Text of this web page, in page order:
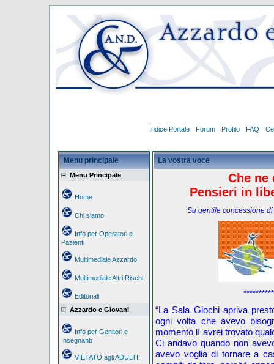
Indice Portale Forum Profilo FAQ
Menu principale
Menu Principale
Home
Chi siamo
Info per Operatori e
Pazienti
Multimediale Azzardo
Multimediale Altri Rischi
Editoriali
Azzardo e Giovani
Info per Genitori e
Insegnanti
VIETATO agli ADULTI!
La vostra voce
Che ne
Pensieri in
Su gentile concessione
“La Sala Giochi apriva
ogni volta che avevo
momento lì avrei trovato
Ci andavo quando non
avevo voglia di tornare a